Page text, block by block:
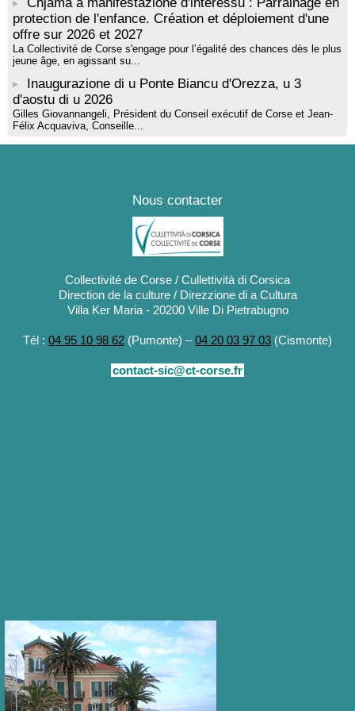
protection de l'enfance. Création et déploiement d'une
offre sur 2026 et 2027
La Collectivité de Corse s'engage pour l’égalité des chances dès le plus
jeune âge, en agissant su...
Inaugurazione di u Ponte Biancu d'Orezza, u 3
d'aostu di u 2026
Gilles Giovannangeli, Président du Conseil exécutif de Corse et Jean-
Félix Acquaviva, Conseille...
Nous contacter
Collectivité de Corse / Cullettività di Corsica
Direction de la culture / Direzzione di a Cultura
Villa Ker Maria - 20200 Ville Di Pietrabugno
Tél : 04 95 10 98 62 (Pumonte) –04 20 03 97 03 (Cismonte)
contact-sic@ct-corse.fr